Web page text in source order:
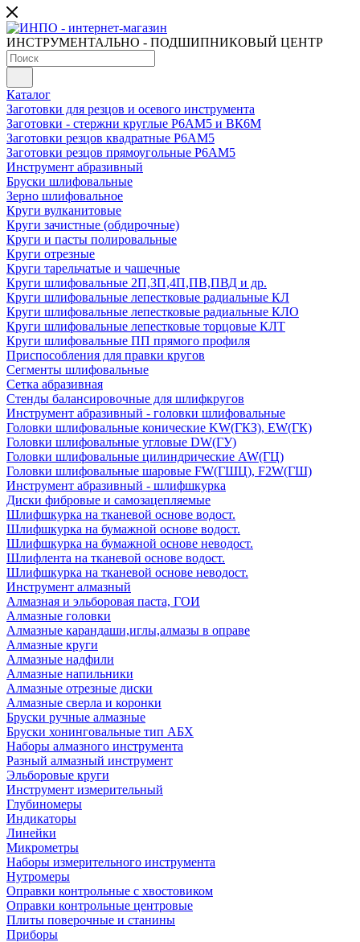
ИНСТРУМЕНТАЛЬНО - ПОДШИПНИКОВЫЙ ЦЕНТР
Каталог
Заготовки для резцов и осевого инструмента
Заготовки - стержни круглые Р6АМ5 и ВК6М
Заготовки резцов квадратные Р6АМ5
Заготовки резцов прямоугольные Р6АМ5
Инструмент абразивный
Бруски шлифовальные
Зерно шлифовальное
Круги вулканитовые
Круги зачистные (обдирочные)
Круги и пасты полировальные
Круги отрезные
Круги тарельчатые и чашечные
Круги шлифовальные 2П,3П,4П,ПВ,ПВД и др.
Круги шлифовальные лепестковые радиальные КЛ
Круги шлифовальные лепестковые радиальные КЛО
Круги шлифовальные лепестковые торцовые КЛТ
Круги шлифовальные ПП прямого профиля
Приспособления для правки кругов
Сегменты шлифовальные
Сетка абразивная
Стенды балансировочные для шлифкругов
Инструмент абразивный - головки шлифовальные
Головки шлифовальные конические KW(ГКЗ), EW(ГК)
Головки шлифовальные угловые DW(ГУ)
Головки шлифовальные цилиндрические AW(ГЦ)
Головки шлифовальные шаровые FW(ГШЦ), F2W(ГШ)
Инструмент абразивный - шлифшкурка
Диски фибровые и самозацепляемые
Шлифшкурка на тканевой основе водост.
Шлифшкурка на бумажной основе водост.
Шлифшкурка на бумажной основе неводост.
Шлифлента на тканевой основе водост.
Шлифшкурка на тканевой основе неводост.
Инструмент алмазный
Алмазная и эльборовая паста, ГОИ
Алмазные головки
Алмазные карандаши,иглы,алмазы в оправе
Алмазные круги
Алмазные надфили
Алмазные напильники
Алмазные отрезные диски
Алмазные сверла и коронки
Бруски ручные алмазные
Бруски хонинговальные тип АБХ
Наборы алмазного инструмента
Разный алмазный инструмент
Эльборовые круги
Инструмент измерительный
Глубиномеры
Индикаторы
Линейки
Микрометры
Наборы измерительного инструмента
Нутромеры
Оправки контрольные с хвостовиком
Оправки контрольные центровые
Плиты поверочные и станины
Приборы